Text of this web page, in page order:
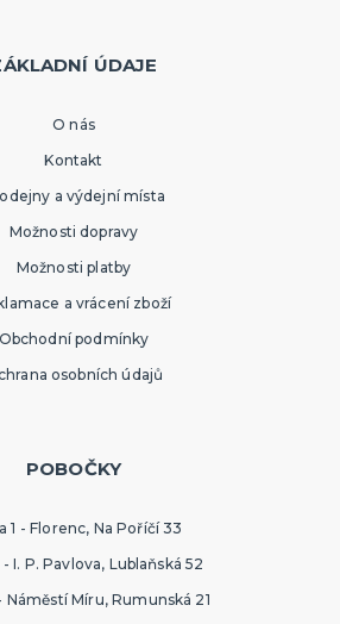
ÚDAJE
O nás
Kontakt
a výdejní místa
Možnosti dopravy
Možnosti platby
a vrácení zboží
Obchodní podmínky
osobních údajů
POBOČKY
1 - Florenc, Na Poříčí 33
I. P. Pavlova, Lublaňská 52
Náměstí Míru, Rumunská 21